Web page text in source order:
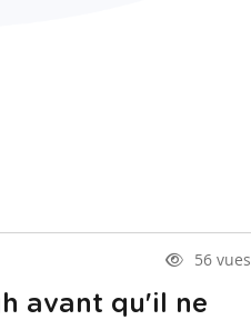
56 vues
avant qu'il ne